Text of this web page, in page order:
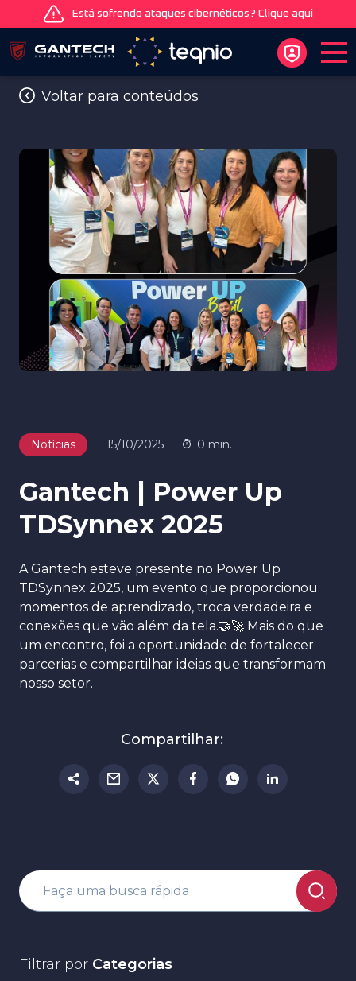
Está sofrendo ataques cibernéticos? Clique aqui
Voltar para conteúdos
Notícias 15/10/2025 0 min.
Gantech | Power Up
TDSynnex 2025
A Gantech esteve presente no Power Up
TDSynnex 2025, um evento que proporcionou
momentos de aprendizado, troca verdadeira e
conexões que vão além da tela.🤝🚀 Mais do que
um encontro, foi a oportunidade de fortalecer
parcerias e compartilhar ideias que transformam
nosso setor.
Compartilhar:
Filtrar por Categorias